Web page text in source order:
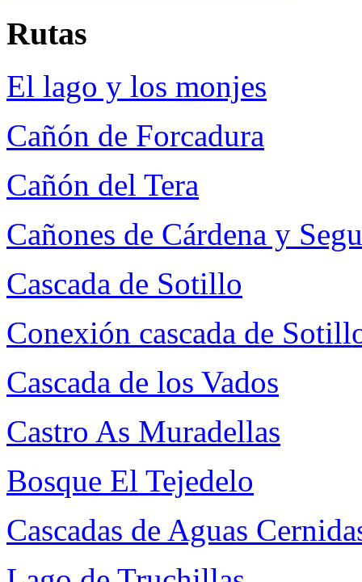
Rutas
El lago y los monjes
Cañón de Forcadura
Cañón del Tera
Cañones de Cárdena y
Cascada de Sotillo
Conexión cascada de
Cascada de los Vados
Castro As Muradellas
Bosque El Tejedelo
Cascadas de Aguas